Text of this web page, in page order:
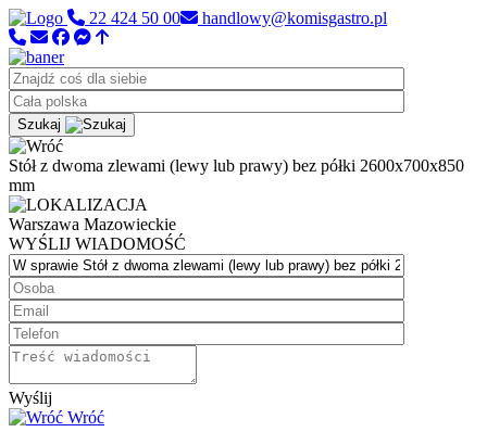
22 424 50 00 handlowy@komisgastro.pl
Szukaj
Stół z dwoma zlewami (lewy lub prawy) bez półki 2600x700x850
mm
Warszawa Mazowieckie
WYŚLIJ WIADOMOŚĆ
Wyślij
Wróć